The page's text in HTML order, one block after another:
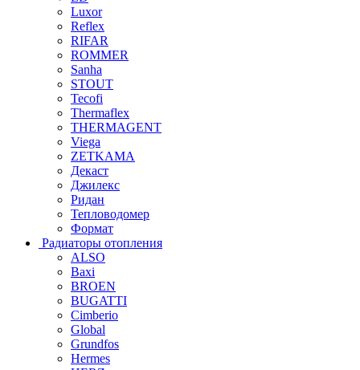
Luxor
Reflex
RIFAR
ROMMER
Sanha
STOUT
Tecofi
Thermaflex
THERMAGENT
Viega
ZETKAMA
Декаст
Джилекс
Ридан
Тепловодомер
Формат
Радиаторы отопления
ALSO
Baxi
BROEN
BUGATTI
Cimberio
Global
Grundfos
Hermes